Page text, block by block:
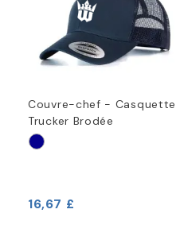
Couvre-chef - Casquette
Trucker Brodée
16,67 £